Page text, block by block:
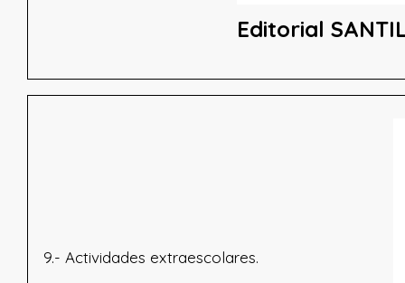
Editorial
9.- Actividades extraescolares.